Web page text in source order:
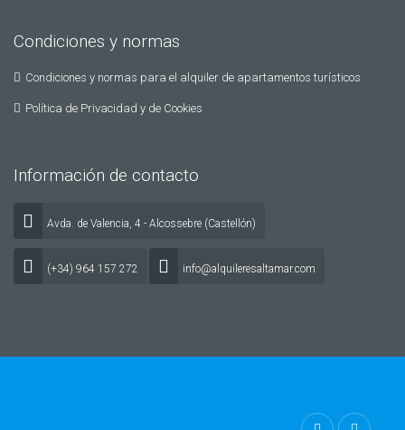
Condiciones y normas
Condiciones y normas para el alquiler de apartamentos turísticos
Política de Privacidad y de Cookies
Información de contacto
Avda. de Valencia, 4 - Alcossebre (Castellón)
(+34) 964 157 272 info@alquileresaltamar.com